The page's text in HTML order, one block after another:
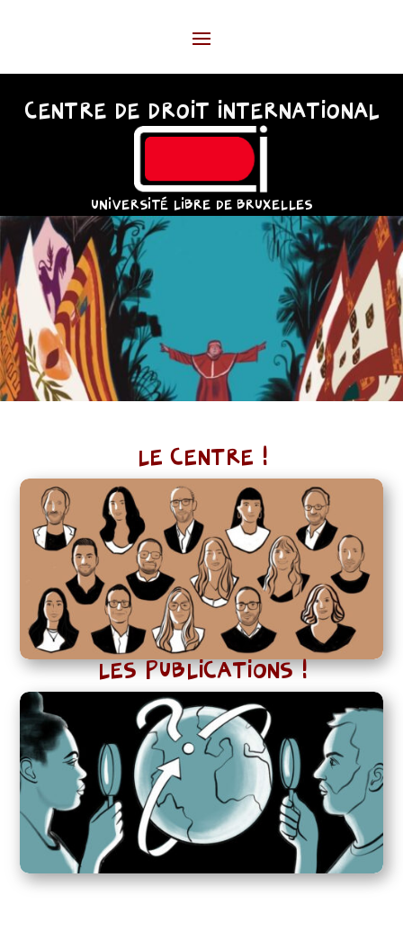
CENTRE DE DROIT INTERNATIONAL
UNIVERSITÉ LIBRE DE BRUXELLES
LE CENTRE !
LES PUBLICATIONS !